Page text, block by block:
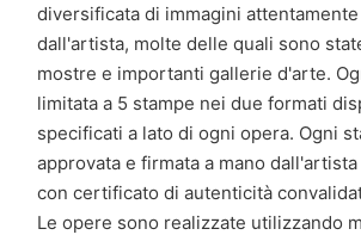
diversificata di immagini
dall'artista, molte delle quali sono
mostre e importanti gallerie d'arte.
limitata a 5 stampe nei due formati
specificati a lato di ogni opera. Ogni
approvata e firmata a mano
con certificato di autenticità
Le opere sono realizzate utilizzando